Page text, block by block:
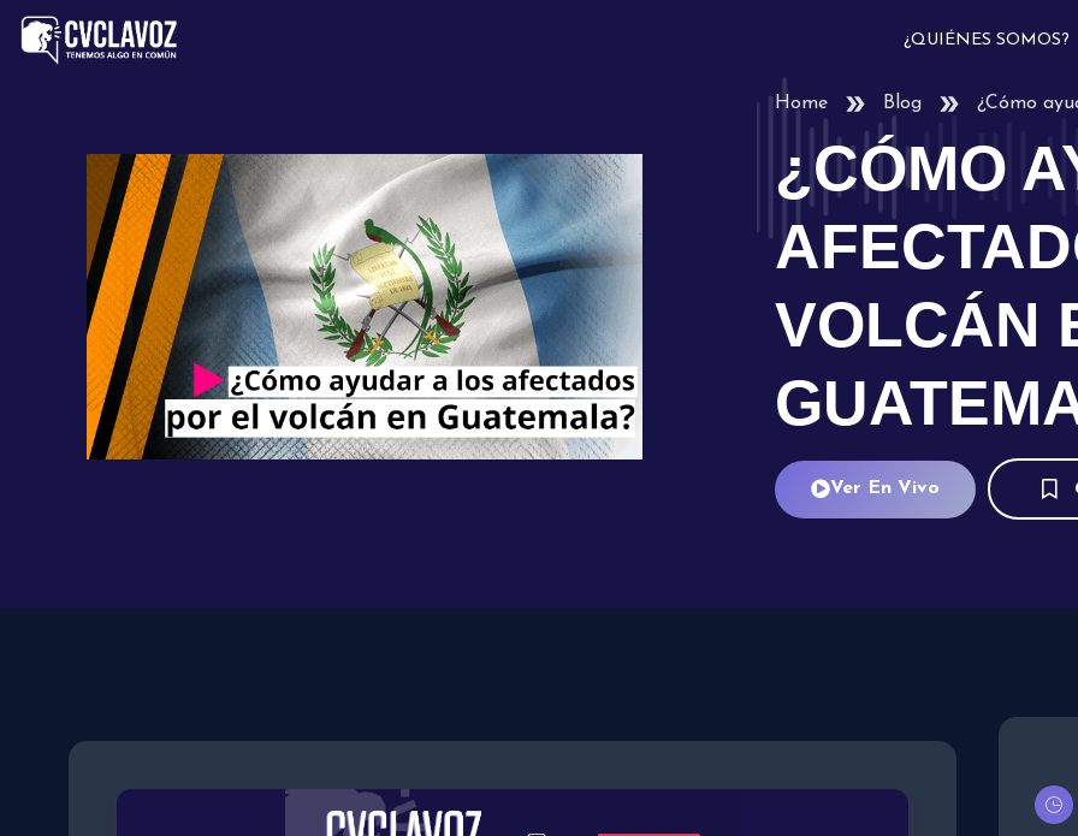
¿QUIÉNES SOMOS?
Home Blog ¿Cómo
¿CÓMO
VOLCÁN
Ver En Vivo